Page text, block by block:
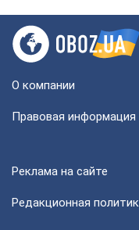
О компании
Правовая информация
Реклама на сайте
Редакционная